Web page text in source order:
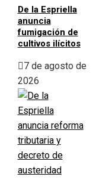
De la Espriella
anuncia
fumigación de
cultivos ilícitos
7 de agosto de
2026